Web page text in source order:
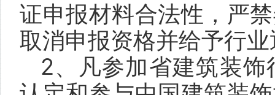
证申报材料合法性，严
取消申报资格并给予行
2、凡参加省建筑装